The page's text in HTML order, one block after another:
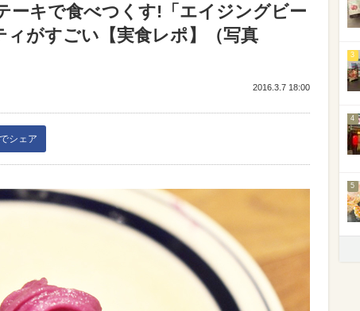
ーキで食べつくす!「エイジングビー
がすごい【実食レポ】（写真
2016.3.7 18:00
シェア
3
4
5